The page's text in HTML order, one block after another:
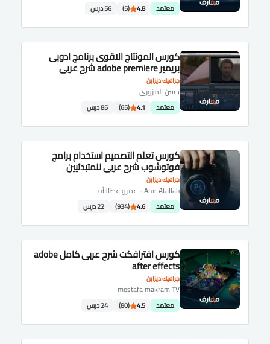
معتمد 4.8
(5) 56 درس
جرافيك ديزاين
كورس المونتاج الاقوى برنامج ادوبى
بريمير adobe premiere شرح عربى
حسن المزوري
معتمد 4.1
(65) 85 درس
جرافيك ديزاين
كورس تعلم التصميم استخدام برامج
فوتوشوب شرح عربى للمتبدئيين
Amr Atallah - عمرو عطاالله
معتمد 4.6
(934) 22 درس
جرافيك ديزاين
كورس افترافكت شرح عربى كامل adobe
after effects
mostafa makram TV
معتمد 4.5
(80) 24 درس